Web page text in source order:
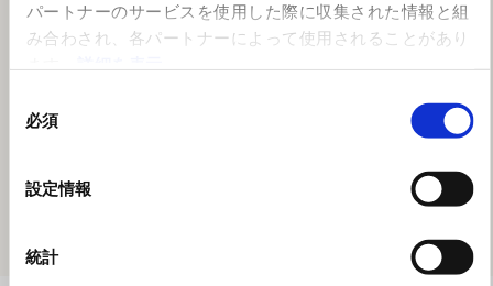
パートナーのサービスを使用した際に収集された情報と組
み合わされ、各パートナーによって使用されることがあり
必須
設定情報
統計